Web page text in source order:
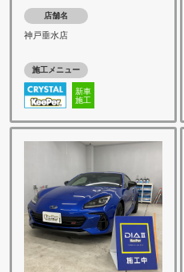
店舗名
神戸垂水店
施工メニュー
新車
施工